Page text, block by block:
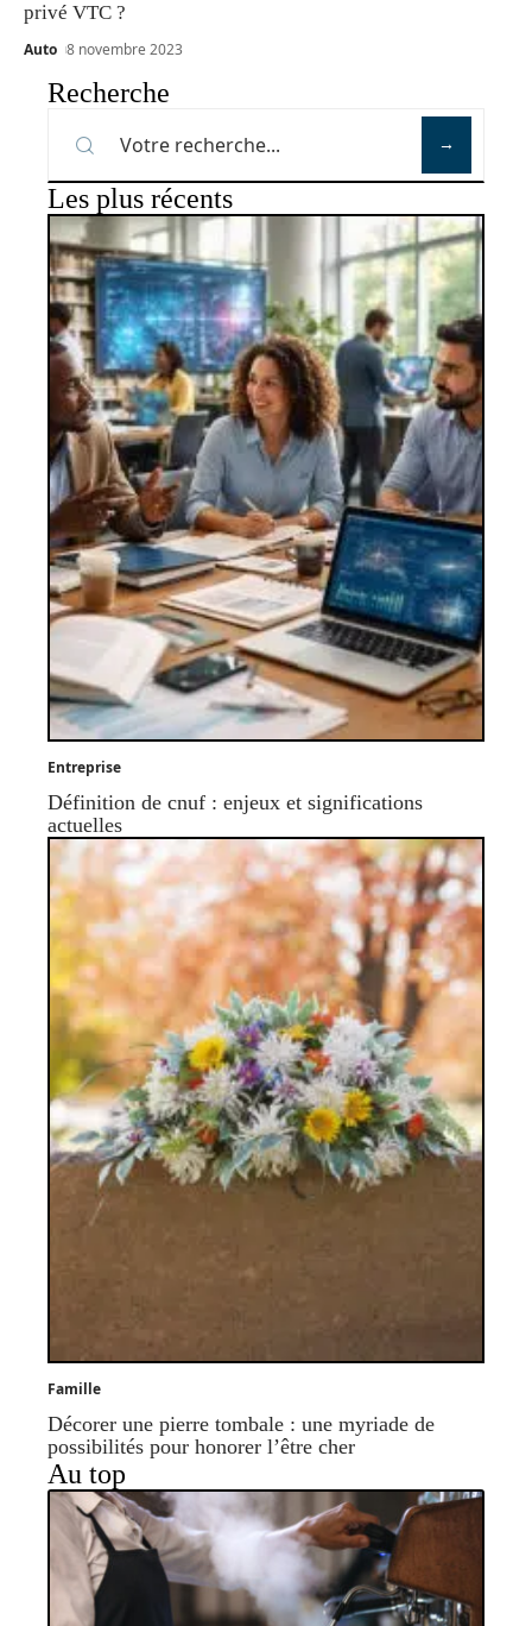
privé VTC ?
Auto 8 novembre 2023
Recherche
Les plus récents
Entreprise
Définition de cnuf : enjeux et significations
actuelles
Famille
Décorer une pierre tombale : une myriade de
possibilités pour honorer l’être cher
Au top